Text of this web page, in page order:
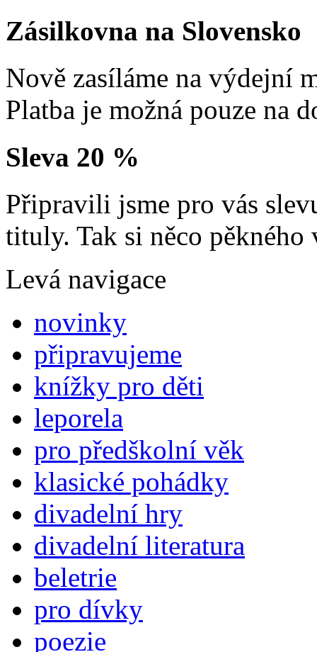
Zásilkovna na Slovensko
Nově zasíláme na výdejní
Platba je možná pouze na
Sleva 20 %
Připravili jsme pro vás
tituly. Tak si něco pěkného
Levá navigace
novinky
připravujeme
knížky pro děti
leporela
pro předškolní věk
klasické pohádky
divadelní hry
divadelní literatura
beletrie
pro dívky
poezie